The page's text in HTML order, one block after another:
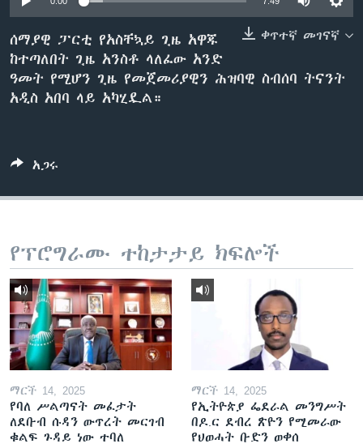
ቋንቋዎች
ቀጥተኛ መገናኛ
ሰማያዊ ፓርቲ የአስቸኳይ ጊዜ አዋጁ
ከተጣለበት ጊዜ አንስቶ ላለፈው አንድ
ዓመት የሚሆን ጊዜ የመጀመሪያዊን ሕዝባዊ ስብሰባ ትናንት
አዲስ አበባ ላይ አካሂዷል።
አጋሩ
የፕሮግራሙ ተከታታይ ክፍሎች
ማርች 14, 2025
የባለ ሥልጣናት መፈታት
ለደቡብ ሱዳን ውጥረት መርገብ
ቁልፍ ጉዳይ ነው ተባለ
ማርች 14, 2025
የኢትዮጵያ ፌደራል መንግሥት
በዶ.ር ደብረ ጽዮን የሚመራው
የህወሓት ቡድን ወቀሰ